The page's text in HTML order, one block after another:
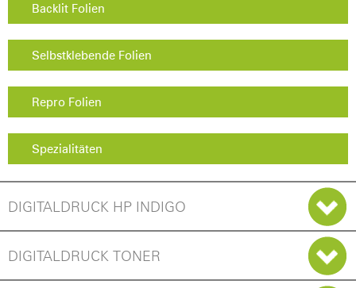
Backlit Folien
Selbstklebende Folien
Repro Folien
Spezialitäten
DIGITALDRUCK HP INDIGO
DIGITALDRUCK TONER